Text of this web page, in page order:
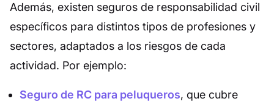
Además, existen seguros de responsabilidad civil
específicos para distintos tipos de profesiones y
sectores, adaptados a los riesgos de cada
actividad. Por ejemplo:
Seguro de RC para peluqueros, que cubre